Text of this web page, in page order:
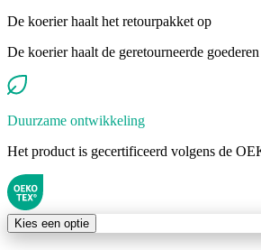
De koerier haalt het retourpakket op
De koerier haalt de geretourneerde
Duurzame ontwikkeling
Het product is gecertificeerd volgens de
Kies een optie